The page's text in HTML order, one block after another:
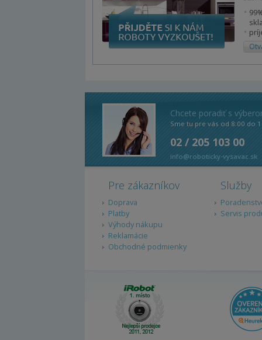
Chcete poradiť s
Sme tu pre vás od 8:00 do
02 / 205 103 00
info@roboticky-vysavac.sk
Pre zákazníkov
Doprava
Platby
Výhody nákupu
Reklamácie
Obchodné podmienky
Služby
Servis